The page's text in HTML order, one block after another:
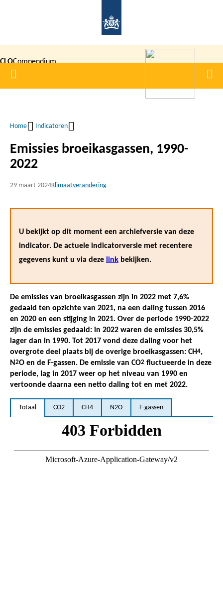
inhoud
gaan
CLOCompendium
voor de
Home
Kruimelpad
Home Indicatoren
Emissies broeikasgassen, 1990-
2022
29 maart 2024Klimaatverandering
U bekijkt op dit moment een archiefversie van deze
indicator. De actuele indicatorversie met recentere
gegevens kunt u via deze link bekijken.
De emissies van broeikasgassen zijn in 2022 met 7,6%
gedaald ten opzichte van 2021, na een daling tussen 2016
en 2020 en een stijging in 2021. Over de periode 1990-2022
zijn de emissies gedaald: in 2022 waren de emissies 30,5%
lager dan in 1990. Tot 2017 vond deze daling voor het
overgrote deel plaats bij de overige broeikasgassen: CH4,
N 2O en de F-gassen. De emissie van CO2 fluctueerde in deze
periode, lag in 2017 weer op het niveau van 1990 en
vertoonde daarna een netto daling tot en met 2022.
Totaal CO2 CH4 N2O F-gassen